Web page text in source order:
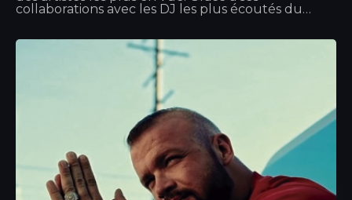
collaborations avec les DJ les plus écoutés du
qu'il est sollicité pour se produire lors des plus
grands événements musicaux mondiaux. C'est
pourquoi nous apprécions tant ses passages ici, au